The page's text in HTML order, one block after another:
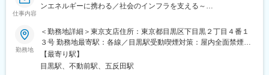
年2～3回（数週間～2ヶ月）を想定しています。
■シントウグループについて：
（1）新東保険：「安心をとどける」・保険で、わが社の使命は、
仕事内容
ンエネルギーに携わる／社会のインフラを支える～
■業務内容：
法人向けの自家消費型太陽光発電設備をメインに施工していま
す。
元請け会社として、施工管理業務を行っていただきます。
◇現地調査
勤務地
＜勤務地詳細＞東京支店住所：東京都目黒区下目黒２丁目４番１
３号 勤務地最寄駅：各線／目黒駅受動喫煙対策：屋内全面禁煙変
更の範囲：会社の定める事業所
【最寄り駅】
目黒駅、不動前駅、五反田駅